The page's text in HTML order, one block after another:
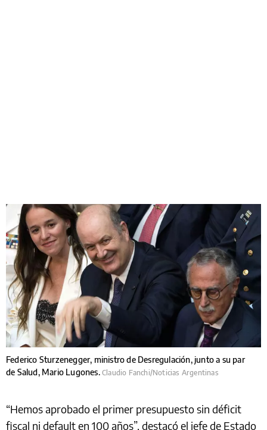
Federico Sturzenegger, ministro de Desregulación, junto a su par
de Salud, Mario Lugones. Claudio Fanchi/Noticias Argentinas
“Hemos aprobado el primer presupuesto sin déficit
fiscal ni default en 100 años”, destacó el jefe de Estado